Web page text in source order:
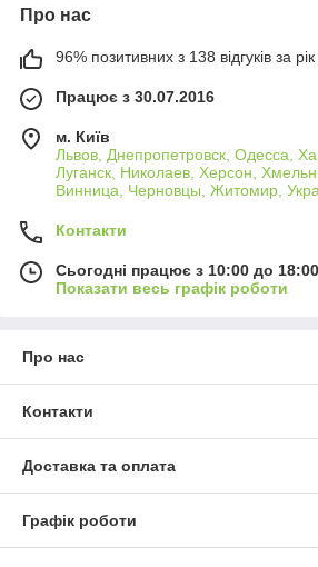
Про нас
96% позитивних з 138 відгуків за рік
Працює з 30.07.2016
м. Київ
Львов, Днепропетровск, Одесса,
Луганск, Николаев, Херсон,
Винница, Черновцы, Житомир,
Контакти
Сьогодні працює з 10:00 до 18:00
Показати весь графік роботи
Про нас
Контакти
Доставка та оплата
Графік роботи